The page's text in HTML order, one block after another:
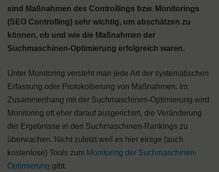
sind Maßnahmen des Controllings bzw. Monitorings
(SEO Controlling) sehr wichtig, um abschätzen zu
können, ob und wie die Maßnahmen der
Suchmaschinen-Optimierung erfolgreich waren.
Unter Monitoring versteht man jede Art der systematischen
Erfassung oder Protokollierung von Maßnahmen. Im
Zusammenhang mit der Suchmaschinen-Optimierung wird
Monitoring oft eher darauf ausgerichtet, die Veränderung
der Ergebnisse in den Suchmaschinen-Rankings zu
überwachen. Nicht zuletzt weil es hier einige (auch
kostenlose) Tools zum Monitoring der Suchmaschinen-
Optimierung gibt.